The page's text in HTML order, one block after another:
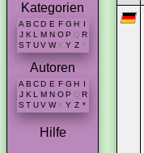
Kategorien
A B C D E F G H I
J K L M N O P Q R
S T U V W X Y Z *
Autoren
A B C D E F G H
J K L M N O P Q R
S T U V W X Y Z *
Hilfe